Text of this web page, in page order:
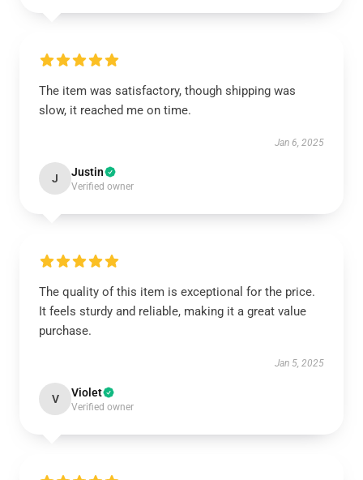
The item was satisfactory, though shipping was
slow, it reached me on time.
Jan 6, 2025
J Justin
Verified owner
The quality of this item is exceptional for the price.
It feels sturdy and reliable, making it a great value
purchase.
Jan 5, 2025
V Violet
Verified owner